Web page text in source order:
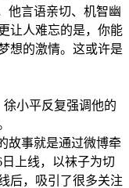
他言语亲切、机智幽
让人难忘的是，你能
想的激情。这或许是
徐小平反复强调他的
故事就是通过微博牵
日上线，以袜子为切
后，吸引了很多关注